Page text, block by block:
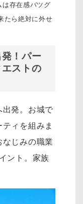
存在感バツグ
たら絶対に外せ
！パー
ストの
発。お城で
ィを組みま
なじみの職業
ント。家族